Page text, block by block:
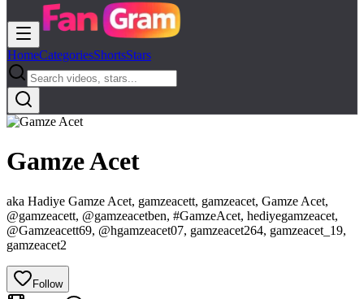
HomeCategoriesShortsStars
Gamze Acet
aka Hadiye Gamze Acet, gamzeacett, gamzeacet, Gamze Acet,
@gamzeacett, @gamzeacetben, #GamzeAcet, hediyegamzeacet,
@Gamzeacett69, @hgamzeacet07, gamzeacet264, gamzeacet_19,
gamzeacet2
Follow